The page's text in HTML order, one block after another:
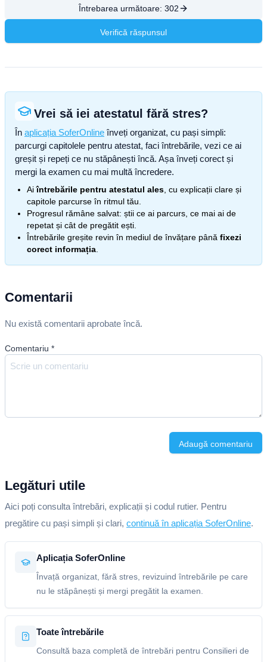
Întrebarea următoare: 302
Verifică răspunsul
Vrei să iei atestatul fără stres?
În aplicația SoferOnline înveți organizat, cu pași simpli:
parcurgi capitolele pentru atestat, faci întrebările, vezi ce ai
greșit și repeți ce nu stăpânești încă. Așa înveți corect și
mergi la examen cu mai multă încredere.
Aiîntrebările pentru atestatul ales , cu explicații clare și
capitole parcurse în ritmul tău.
Progresul rămâne salvat: știi ce ai parcurs, ce mai ai de
repetat și cât de pregătit ești.
Întrebările greșite revin în mediul de învățare până fixezi
corect informația
Comentarii
Nu există comentarii aprobate încă.
Comentariu *
Adaugă comentariu
Legături utile
Aici poți consulta întrebări, explicații și codul rutier. Pentru
pregătire cu pași simpli și clari, continuă în aplicația SoferOnline.
Aplicația SoferOnline
Învață organizat, fără stres, revizuind întrebările pe care
nu le stăpânești și mergi pregătit la examen.
Toate întrebările
Consultă baza completă de întrebări pentru Consilieri de